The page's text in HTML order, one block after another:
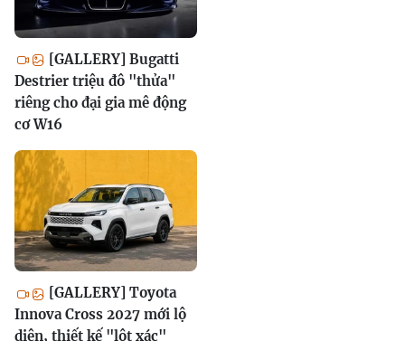
[GALLERY] Bugatti
Destrier triệu đô "thửa"
riêng cho đại gia mê động
cơ W16
[GALLERY] Toyota
Innova Cross 2027 mới lộ
diện, thiết kế "lột xác"